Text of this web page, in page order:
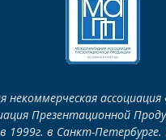
некоммерческая
Презентационной
1999г. в Санкт-